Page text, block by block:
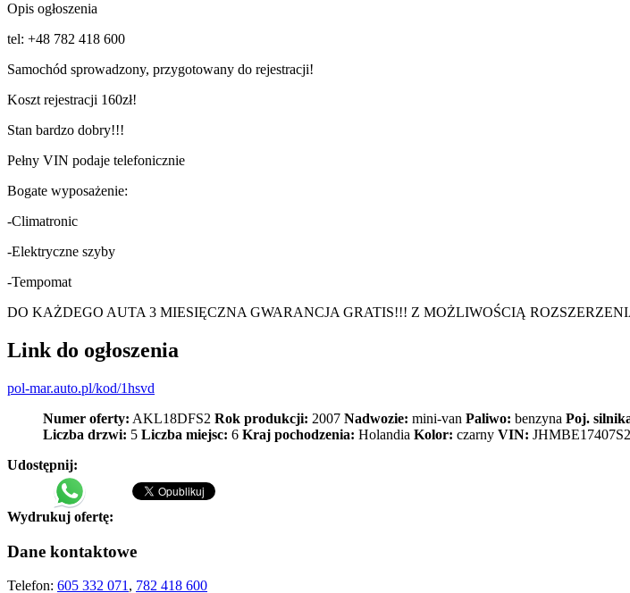
Opis ogłoszenia
tel: +48 782 418 600
Samochód sprowadzony, przygotowany do rejestracji!
Koszt rejestracji 160zł!
Stan bardzo dobry!!!
Pełny VIN podaje telefonicznie
Bogate wyposażenie:
-Climatronic
-Elektryczne szyby
-Tempomat
DO KAŻDEGO AUTA 3 MIESIĘCZNA GWARANCJA GRATIS!!! Z MOŻLIWOŚCIĄ
Link do ogłoszenia
pol-mar.auto.pl/kod/1hsvd
Numer oferty: AKL18DFS2 Rok produkcji: 2007 Nadwozie: mini-van Paliwo: benzyna Poj.
Liczba drzwi: 5 Liczba miejsc: 6 Kraj pochodzenia: Holandia Kolor: czarny VIN:
Udostępnij:
Wydrukuj ofertę:
Dane kontaktowe
Telefon: 605 332 071, 782 418 600